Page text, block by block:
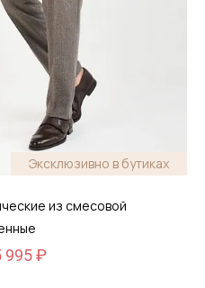
Эксклюзивно в бутиках
из смесовой
995 ₽